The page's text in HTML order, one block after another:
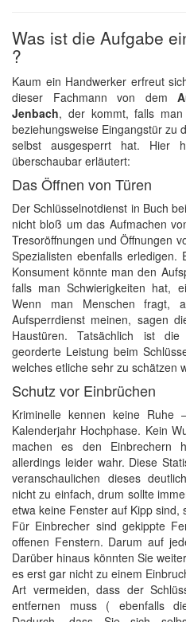
Was ist die Aufgabe
?
Kaum ein Handwerker erfreut
dieser Fachmann von dem
Jenbach, der kommt, falls
beziehungsweise Eingangstür zu
selbst ausgesperrt hat. Hier
überschaubar erläutert:
Das Öffnen von Türen
Der Schlüsselnotdienst in Buch
nicht bloß um das Aufmachen
Tresoröffnungen und Öffnungen
Spezialisten ebenfalls erledigen.
Konsument könnte man den
falls man Schwierigkeiten hat,
Wenn man Menschen fragt,
Aufsperrdienst meinen, sagen
Haustüren. Tatsächlich ist
georderte Leistung beim
welches etliche sehr zu schätzen
Schutz vor Einbrüchen
Kriminelle kennen keine
Kalenderjahr Hochphase. Kein
machen es den Einbrechern
allerdings leider wahr. Diese
veranschaulichen dieses
nicht zu einfach, drum sollte
etwa keine Fenster auf Kipp sind,
Für Einbrecher sind gekippte
offenen Fenstern. Darum auf
Darüber hinaus könnten Sie
es erst gar nicht zu einem
Art vermeiden, dass der
entfernen muss ( ebenfalls